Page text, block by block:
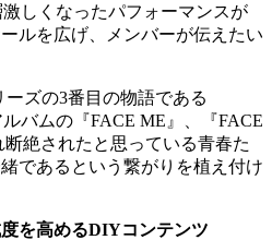
しくなったパフォーマンスが
ルを広げ、メンバーが伝えたい
ズの3番目の物語である
ルバムの『FACE ME』、『FACE
絶されたと思っている青春た
であるという繋がりを植え付け
を高めるDIYコンテンツ